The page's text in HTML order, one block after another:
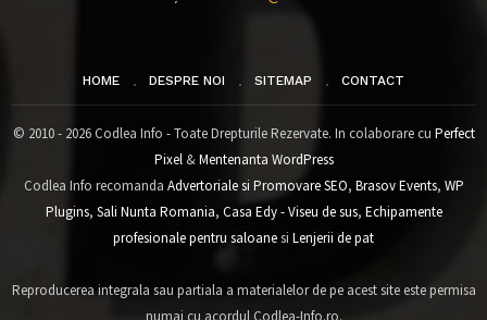
HOME DESPRE NOI SITEMAP CONTACT
© 2010 - 2026 Codlea Info - Toate Drepturile Rezervate. In colaborare cu Perfect
Pixel&Mentenanta WordPress
Codlea Info recomanda Advertoriale si Promovare SEO, Brasov Events, WP
Plugins, Sali Nunta Romania, Casa Edy - Viseu de sus, Echipamente
profesionale pentru saloanesi Lenjerii de pat
Reproducerea integrala sau partiala a materialelor de pe acest site este permisa